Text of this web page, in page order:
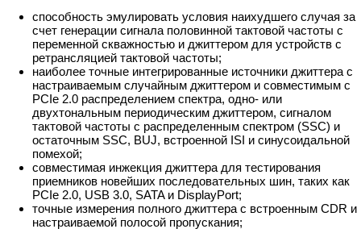
способность эмулировать условия наихудшего случая за
счет генерации сигнала половинной тактовой частоты с
переменной скважностью и джиттером для устройств с
ретрансляцией тактовой частоты;
наиболее точные интегрированные источники джиттера с
настраиваемым случайным джиттером и совместимым с
PCIe 2.0 распределением спектра, одно- или
двухтональным периодическим джиттером, сигналом
тактовой частоты с распределенным спектром (SSC) и
остаточным SSC, BUJ, встроенной ISI и синусоидальной
помехой;
совместимая инжекция джиттера для тестирования
приемников новейших последовательных шин, таких как
PCIe 2.0, USB 3.0, SATA и DisplayPort;
точные измерения полного джиттера с встроенным CDR и
настраиваемой полосой пропускания;